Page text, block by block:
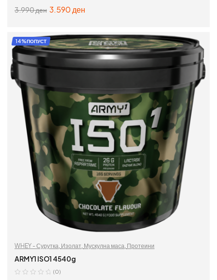
3.990ден 3.590ден
ИЗБЕРИ ОПЦИИ
14%ПОПУСТ
WHEY - Сурутка, Изолат, Мускулна маса, Протеини
ARMY1 ISO1 4540g
(0)